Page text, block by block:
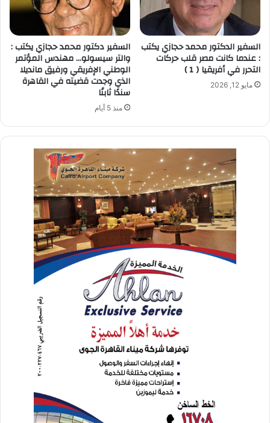
السفير الدكتور محمد حجازي يكتب
: عندما كانت مصر قلب حركات
التحرر في أفريقيا ( 1 )
مايو 12, 2026
السفير دكتور محمد حجازي يكتب :
والتر سيسولو… مهندس المؤتمر
الوطني الإفريقي ورفيق مانديلا
الذي وجدت قضيته في القاهرة
سندًا ثابتًا
منذ 5 أيام